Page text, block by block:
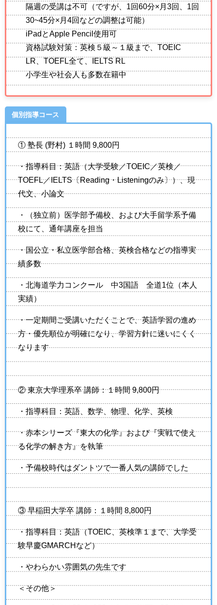
隔週の受講は不可（ですが、1回60分×月3回、1回
30~45分×月4回などの調整は可能）
iPadとApple Pencil使用可
資格試験対策：英検５級～１級まで、TOEIC
LR、TOEFL全て、IELTS RL
小学生や社会人も多数在籍中
個別指導コース
① 塾長 (野村) １時間 9,800円
・指導科目：英語（大学受験／TOEIC／英検／
TOEFL／IELTS〔Reading・Listeningのみ〕）、現
代文、小論文
・（独立前）医学部予備校、および大手留学系予備
校にて、通年講座を担当
・国公立・私立医学部合格、英検合格などの指導実
績多数
・北海道学力コンクール 中3国語 全道1位（本人
実績）
・一定期間ご受講いただくことで、英語学習の進め
方・優先順位が明確になり、学習方針に迷いにくく
なります
② 東京大学理系卒 講師：１時間 9,800円
・指導科目：英語、数学、物理、化学、英検
・赤本シリーズ『東大の化学』および『実戦で使え
る化学の解き方』を執筆
・予備校時代はダントツで一番人気の講師でした
③ 早稲田大学卒 講師：１時間 8,800円
・指導科目：英語（TOEIC、英検準１まで、大学受
験早慶GMARCHなど）
・やわらかい雰囲気の先生です
＜その他＞